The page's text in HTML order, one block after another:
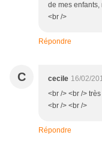
de mes enfants,
<br />
Répondre
C cecile 16/02/
<br /> <br />
<br /> <br />
Répondre